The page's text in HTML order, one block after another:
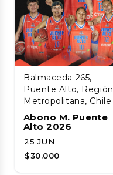
Balmaceda 265,
Puente Alto, Región
Metropolitana, Chile
Abono M. Puente
Alto 2026
25 JUN
$30.000